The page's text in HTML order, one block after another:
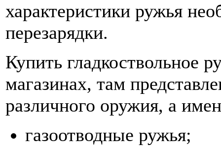
характеристики ружья
перезарядки.
Купить гладкоствольное
магазинах, там
различного оружия, а
газоотводные ружья;